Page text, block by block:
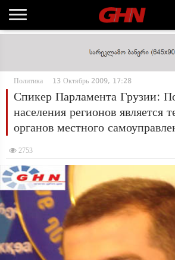
Политика 13 Октябрь 2009, 17:28
Спикер Парламента Грузии:
населения регионов является
органов местного
2753